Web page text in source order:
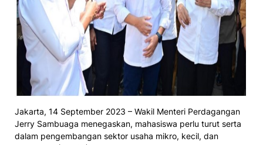
Jakarta, 14 September 2023 – Wakil Menteri Perdagangan
Jerry Sambuaga menegaskan, mahasiswa perlu turut serta
dalam pengembangan sektor usaha mikro, kecil, dan